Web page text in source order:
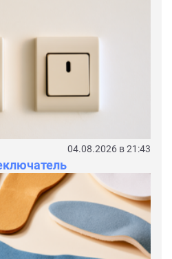
04.08.2026 в 21:43